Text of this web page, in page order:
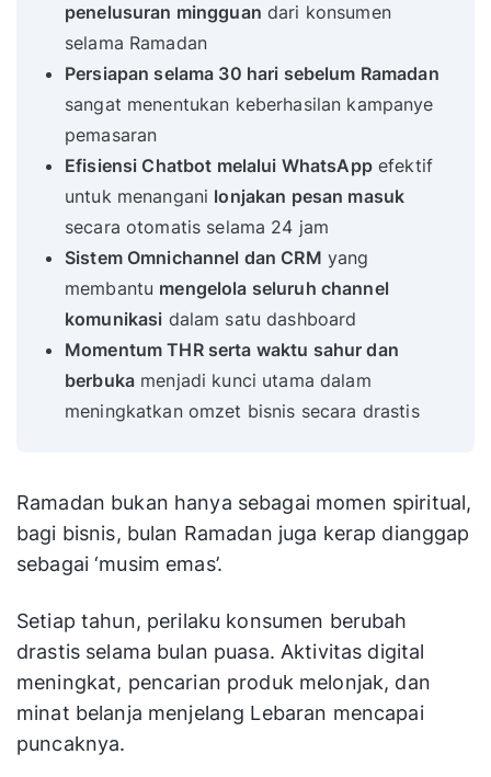
penelusuran mingguan dari konsumen
selama Ramadan
Persiapan selama 30 hari sebelum Ramadan
sangat menentukan keberhasilan kampanye
pemasaran
Efisiensi Chatbot melalui WhatsAppefektif
untuk menangani lonjakan pesan masuk
secara otomatis selama 24 jam
Sistem Omnichannel dan CRM yang
membantu mengelola seluruh channel
komunikasi dalam satu dashboard
Momentum THR serta waktu sahur dan
berbuka menjadi kunci utama dalam
meningkatkan omzet bisnis secara drastis
Ramadan bukan hanya sebagai momen spiritual,
bagi bisnis, bulan Ramadan juga kerap dianggap
sebagai ‘musim emas’.
Setiap tahun, perilaku konsumen berubah
drastis selama bulan puasa. Aktivitas digital
meningkat, pencarian produk melonjak, dan
minat belanja menjelang Lebaran mencapai
puncaknya.